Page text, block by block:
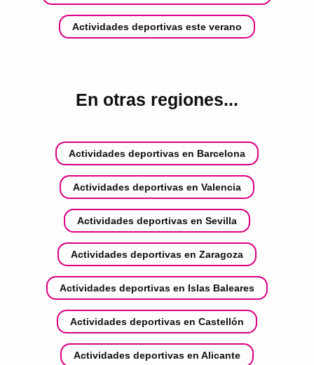
Actividades deportivas este verano
En otras regiones...
Actividades deportivas en Barcelona
Actividades deportivas en Valencia
Actividades deportivas en Sevilla
Actividades deportivas en Zaragoza
Actividades deportivas en Islas Baleares
Actividades deportivas en Castellón
Actividades deportivas en Alicante